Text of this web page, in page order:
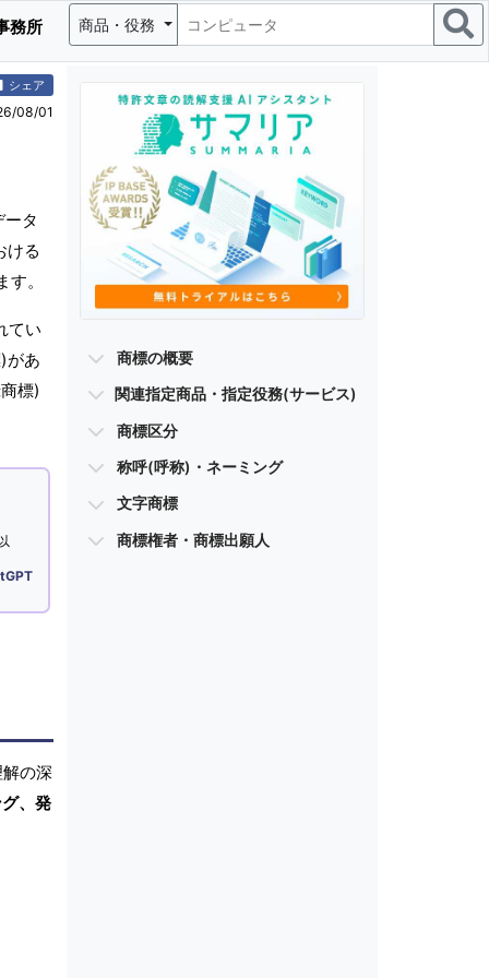
務所 商品・役務
シェア
08/01
タ
ける
。
てい
があ
標)
の深
、発
商標の概要
関連指定商品・指定役務(サービス)
商標区分
称呼(呼称)・ネーミング
文字商標
商標権者・商標出願人